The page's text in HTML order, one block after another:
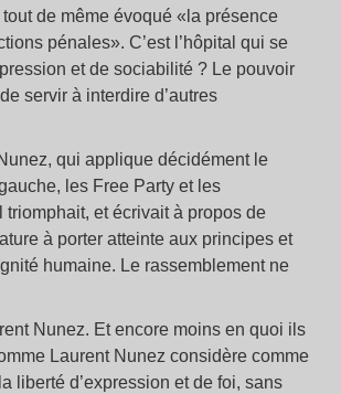
de même évoqué «la présence
pénales». C’est l’hôpital qui se
et de sociabilité ? Le pouvoir
servir à interdire d’autres
qui applique décidément le
les Free Party et les
et écrivait à propos de
à porter atteinte aux principes et
humaine. Le rassemblement ne
Nunez. Et encore moins en quoi ils
Laurent Nunez considère comme
liberté d’expression et de foi, sans